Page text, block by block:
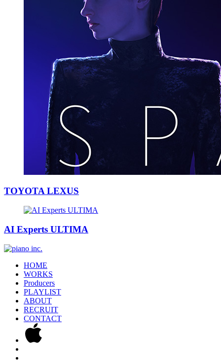
TOYOTA LEXUS
AI Experts ULTIMA
HOME
WORKS
Producers
PLAYLIST
ABOUT
RECRUIT
CONTACT